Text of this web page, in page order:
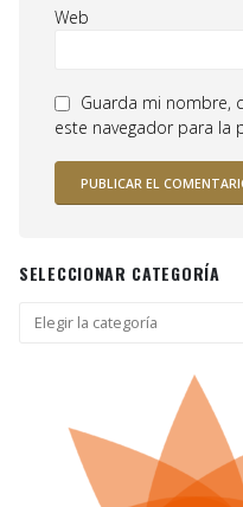
Web
Guarda mi nombre,
este navegador para la
SELECCIONAR CATEGORÍA
Seleccionar
categoría